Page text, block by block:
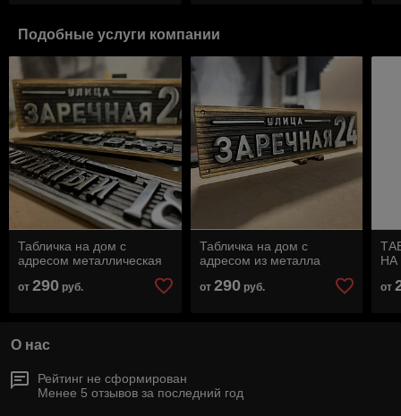
Подобные услуги компании
Табличка на дом с
адресом металлическая
от 290 руб.
Табличка на дом с
адресом из металла
от 290руб. от
О нас
Рейтинг не сформирован
Менее 5 отзывов за последний год